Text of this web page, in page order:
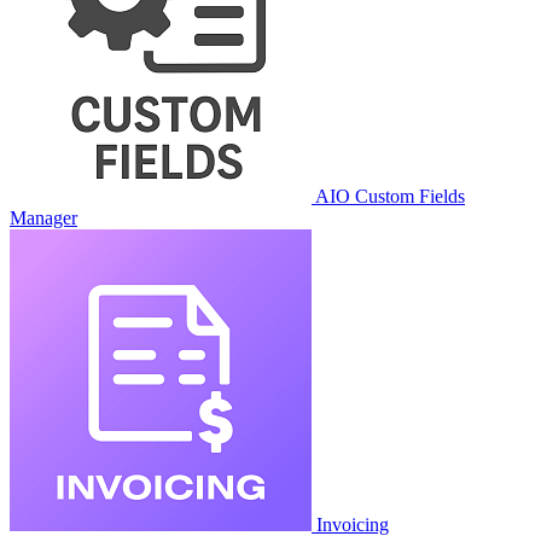
AIO Custom Fields
Manager
Invoicing